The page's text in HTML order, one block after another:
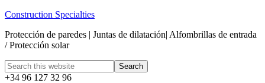
Construction Specialties
Protección de paredes | Juntas de dilatación| Alfombrillas de entrada
/ Protección solar
+34 96 127 32 96